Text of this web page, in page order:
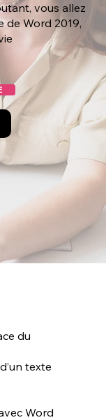
vous allez
de Word 2019,
du
texte
Word